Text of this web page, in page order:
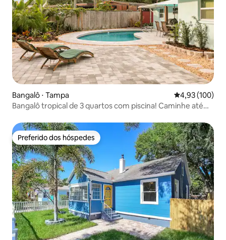
Bangalô ⋅ Tampa 4,93 de uma
4,93 (100)
Bangalô tropical de 3 quartos com piscina! Caminhe até
Preferido dos hóspedes
Preferido dos hóspedes